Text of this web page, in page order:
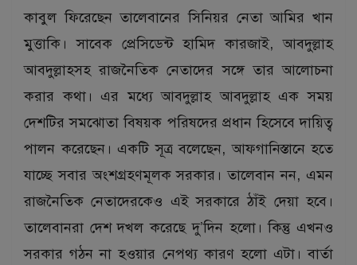
কাবুল ফিরেছেন তালেবানের সিনিয়র নেতা আমির খান
মুত্তাকি। সাবেক প্রেসিডেন্ট হামিদ কারজাই, আবদুল্লাহ
আবদুল্লাহসহ রাজনৈতিক নেতাদের সঙ্গে তার আলোচনা
করার কথা। এর মধ্যে আবদুল্লাহ আবদুল্লাহ এক সময়
দেশটির সমঝোতা বিষয়ক পরিষদের প্রধান হিসেবে দায়িত্ব
পালন করেছেন। একটি সূত্র বলেছেন, আফগানিস্তানে হতে
যাচ্ছে সবার অংশগ্রহণমূলক সরকার। তালেবান নন, এমন
রাজনৈতিক নেতাদেরকেও এই সরকারে ঠাঁই দেয়া হবে।
তালেবানরা দেশ দখল করেছে দু’দিন হলো। কিন্তু এখনও
সরকার গঠন না হওয়ার নেপথ্য কারণ হলো এটা। বার্তা